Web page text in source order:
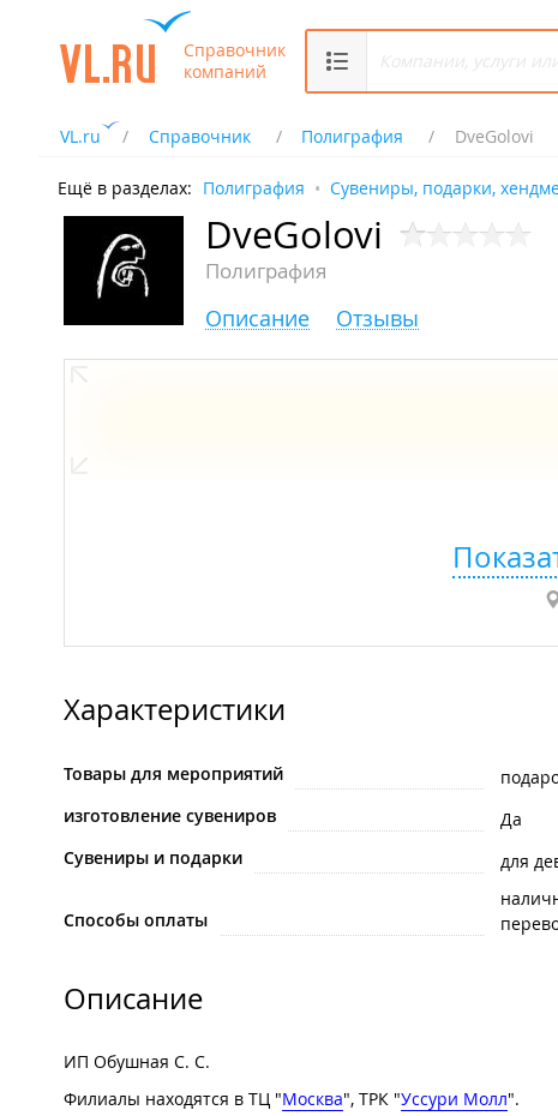
Справочник
компаний
VL.ru Справочник Полиграфия DveGolovi
Ещё в разделах: Полиграфия Сувениры, подарки,
DveGolovi
Полиграфия
Описание Отзывы
Характеристики
Товары для мероприятий
изготовление сувениров
Да
Сувениры и подарки
для
Способы оплаты
Описание
ИП Обушная С. С.
Филиалы находятся в ТЦ "Москва", ТРК "Уссури Молл".